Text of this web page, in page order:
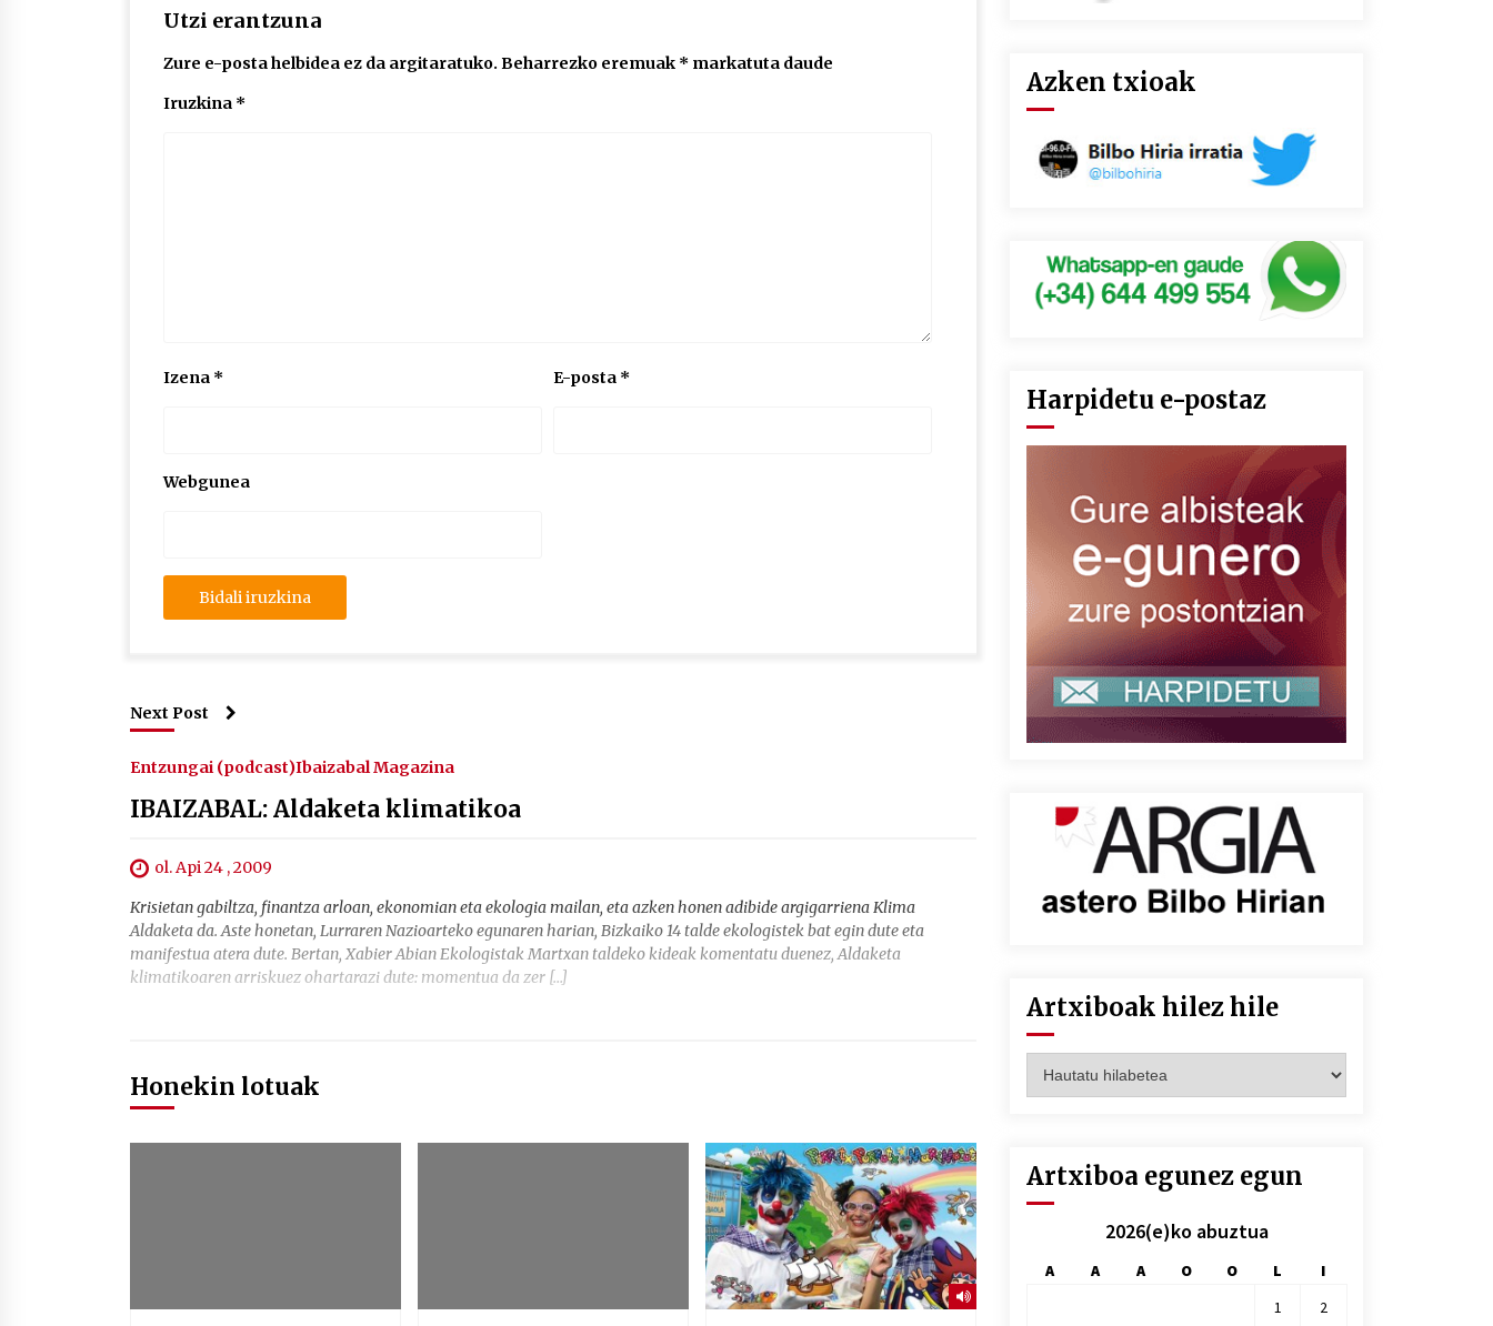
Utzi erantzuna
Zure e-posta helbidea ez da argitaratuko. Beharrezko eremuak * markatuta daude
Iruzkina *
Izena * E-posta *
Webgunea
Next Post
Entzungai (podcast)Ibaizabal Magazina
IBAIZABAL: Aldaketa klimatikoa
ol. Api 24 , 2009
Krisietan gabiltza, finantza arloan, ekonomian eta ekologia mailan, eta azken honen adibide argigarriena Klima
Aldaketa da. Aste honetan, Lurraren Nazioarteko egunaren harian, Bizkaiko 14 talde ekologistek bat egin dute eta
manifestua atera dute. Bertan, Xabier Abian Ekologistak Martxan taldeko kideak komentatu duenez, Aldaketa
klimatikoaren arriskuez ohartarazi dute: momentua da zer […]
Honekin lotuak
Azken txioak
Harpidetu e-postaz
Artxiboak hilez hile
hilez
Artxiboa egunez egun
2026(e)ko abuztua
A A A O O L
I
1
2